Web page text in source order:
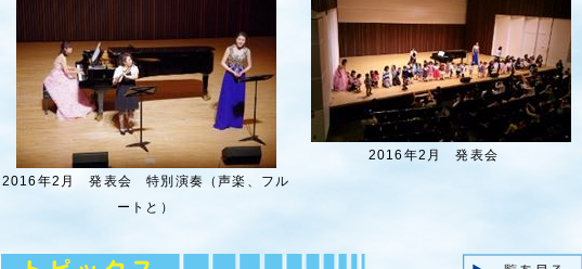
2016年2月 発表会 特別演奏（声楽、フル
ートと）
2016年2月 発表会